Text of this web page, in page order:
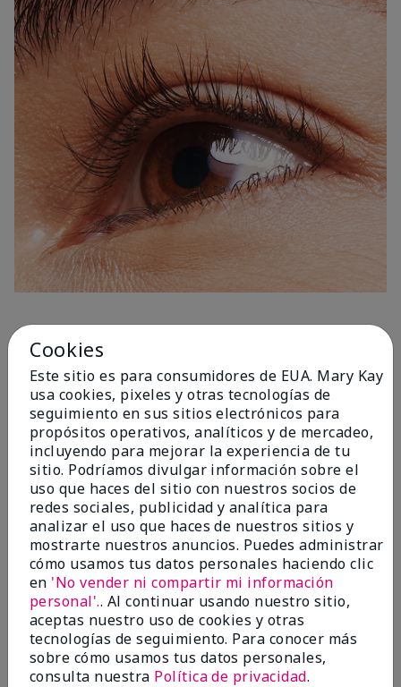
1 Capa
Cookies
Este sitio es para consumidores de EUA. Mary Kay
usa cookies, pixeles y otras tecnologías de
seguimiento en sus sitios electrónicos para
propósitos operativos, analíticos y de mercadeo,
incluyendo para mejorar la experiencia de tu
sitio. Podríamos divulgar información sobre el
uso que haces del sitio con nuestros socios de
redes sociales, publicidad y analítica para
analizar el uso que haces de nuestros sitios y
mostrarte nuestros anuncios. Puedes administrar
cómo usamos tus datos personales haciendo clic
en 'No vender ni compartir mi información
personal'.. Al continuar usando nuestro sitio,
aceptas nuestro uso de cookies y otras
tecnologías de seguimiento. Para conocer más
sobre cómo usamos tus datos personales,
consulta nuestra Política de privacidad.